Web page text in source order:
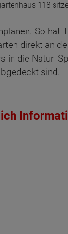
118
So hat
direkt an
die Natur.
sind.